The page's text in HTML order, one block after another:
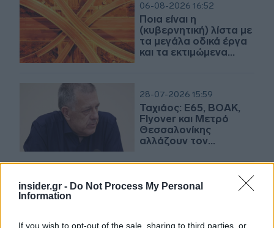
insider.gr - Do Not Process My Personal
Information
If you wish to opt-out of the sale, sharing to third parties, or
06-08-2026 16:52
Ποια είναι η
(κυβερνητική) λίστα με
τα μεγάλα οδικά έργα
και τα εκτιμώμενα
28-07-2026 15:59
Ταχιάος: Ε65, ΒΟΑΚ,
Flyover και Μετρό
Θεσσαλονίκης
αλλάζουν τον
της χώρας
25-07-2026 09:52